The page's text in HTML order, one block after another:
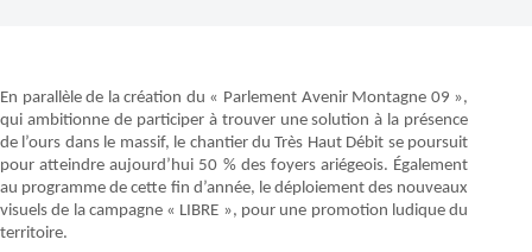
En parallèle de la création du « Parlement Avenir Montagne 09 »,
qui ambitionne de participer à trouver une solution à la présence
de l’ours dans le massif, le chantier du Très Haut Débit se poursuit
pour atteindre aujourd’hui 50 % des foyers ariégeois. Également
au programme de cette fin d’année, le déploiement des nouveaux
visuels de la campagne « LIBRE », pour une promotion ludique du
territoire.